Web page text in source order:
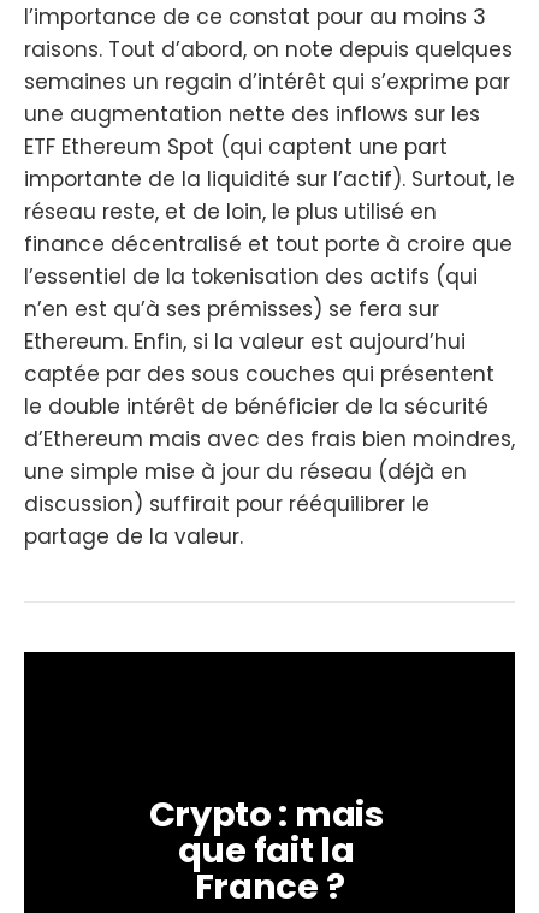
l’importance de ce constat pour au moins 3
raisons. Tout d’abord, on note depuis quelques
semaines un regain d’intérêt qui s’exprime par
une augmentation nette des inflows sur les
ETF Ethereum Spot (qui captent une part
importante de la liquidité sur l’actif). Surtout, le
réseau reste, et de loin, le plus utilisé en
finance décentralisé et tout porte à croire que
l’essentiel de la tokenisation des actifs (qui
n’en est qu’à ses prémisses) se fera sur
Ethereum. Enfin, si la valeur est aujourd’hui
captée par des sous couches qui présentent
le double intérêt de bénéficier de la sécurité
d’Ethereum mais avec des frais bien moindres,
une simple mise à jour du réseau (déjà en
discussion) suffirait pour rééquilibrer le
partage de la valeur.
Crypto : mais
que fait la
France ?